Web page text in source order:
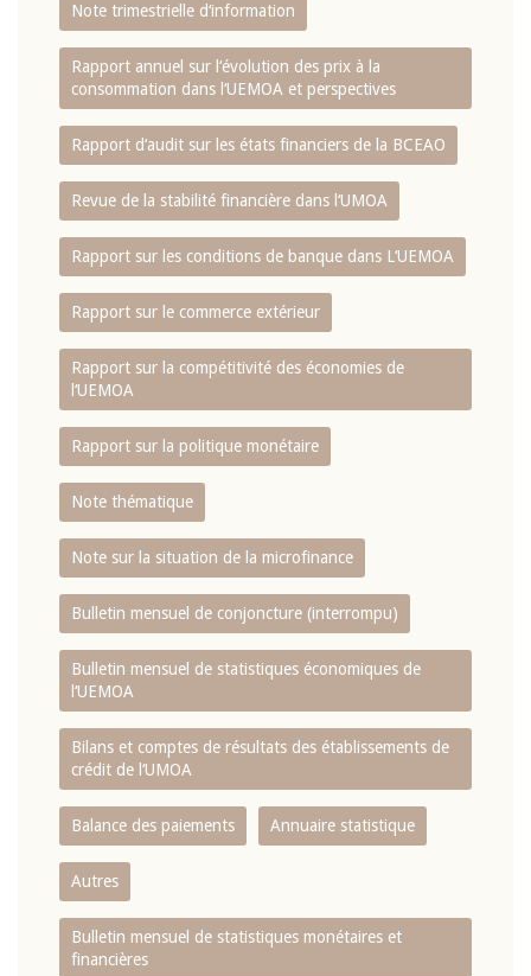
Note trimestrielle d‘information
Rapport annuel sur l‘évolution des prix à la
consommation dans l‘UEMOA et perspectives
Rapport d‘audit sur les états financiers de la BCEAO
Revue de la stabilité financière dans l‘UMOA
Rapport sur les conditions de banque dans L‘UEMOA
Rapport sur le commerce extérieur
Rapport sur la compétitivité des économies de
l‘UEMOA
Rapport sur la politique monétaire
Note thématique
Note sur la situation de la microfinance
Bulletin mensuel de conjoncture (interrompu)
Bulletin mensuel de statistiques économiques de
l‘UEMOA
Bilans et comptes de résultats des établissements de
crédit de l‘UMOA
Balance des paiements Annuaire statistique
Autres
Bulletin mensuel de statistiques monétaires et
financières